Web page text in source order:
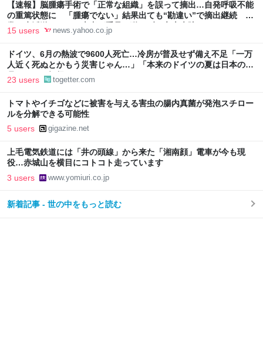
【速報】脳腫瘍手術で「正常な組織」を誤って摘出…自発呼吸不能
の重篤状態に 「腫瘍でない」結果出ても“勘違い”で摘出継続 通
常の生活送っていた患者が手足も動かず 京大病院（MBSニュー
ス） - Yahoo!ニュース
15 users news.yahoo.co.jp
ドイツ、6月の熱波で9600人死亡…冷房が普及せず備え不足「一万
人近く死ぬとかもう災害じゃん…」「本来のドイツの夏は日本の10
月ぐらいの気候やからねえ」
23 users togetter.com
トマトやイチゴなどに被害を与える害虫の腸内真菌が発泡スチロー
ルを分解できる可能性
5 users gigazine.net
上毛電気鉄道には「井の頭線」から来た「湘南顔」電車が今も現
役…赤城山を横目にコトコト走っています
3 users www.yomiuri.co.jp
新着記事 - 世の中をもっと読む